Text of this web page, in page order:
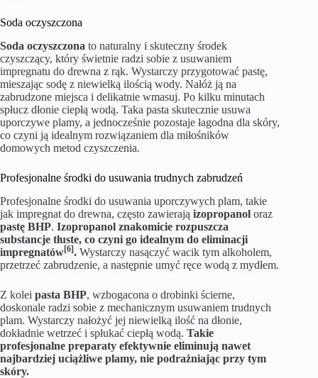
Soda oczyszczona
Soda oczyszczona to naturalny i skuteczny środek
czyszczący, który świetnie radzi sobie z usuwaniem
impregnatu do drewna z rąk. Wystarczy przygotować pastę,
mieszając sodę z niewielką ilością wody. Nałóż ją na
zabrudzone miejsca i delikatnie wmasuj. Po kilku minutach
spłucz dłonie ciepłą wodą. Taka pasta skutecznie usuwa
uporczywe plamy, a jednocześnie pozostaje łagodna dla skóry,
co czyni ją idealnym rozwiązaniem dla miłośników
domowych metod czyszczenia.
Profesjonalne środki do usuwania trudnych zabrudzeń
Profesjonalne środki do usuwania uporczywych plam, takie
jak impregnat do drewna, często zawierają izopropanol oraz
pastę BHP. Izopropanol znakomicie rozpuszcza
substancje tłuste, co czyni go idealnym do eliminacji
impregnatów[6]. Wystarczy nasączyć wacik tym alkoholem,
przetrzeć zabrudzenie, a następnie umyć ręce wodą z mydłem.
Z kolei pasta BHP, wzbogacona o drobinki ścierne,
doskonale radzi sobie z mechanicznym usuwaniem trudnych
plam. Wystarczy nałożyć jej niewielką ilość na dłonie,
dokładnie wetrzeć i spłukać ciepłą wodą. Takie
profesjonalne preparaty efektywnie eliminują nawet
najbardziej uciążliwe plamy, nie podrażniając przy tym
skóry.